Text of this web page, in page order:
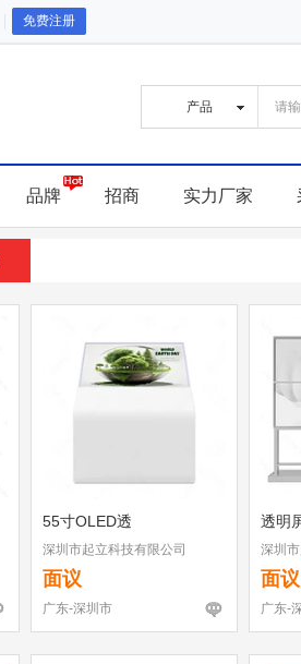
免费注册
品牌 招商 实力厂家
55寸OLED透
深圳市起立科技有限公司
面议
广东-深圳市
透明
深圳
面议
广东-